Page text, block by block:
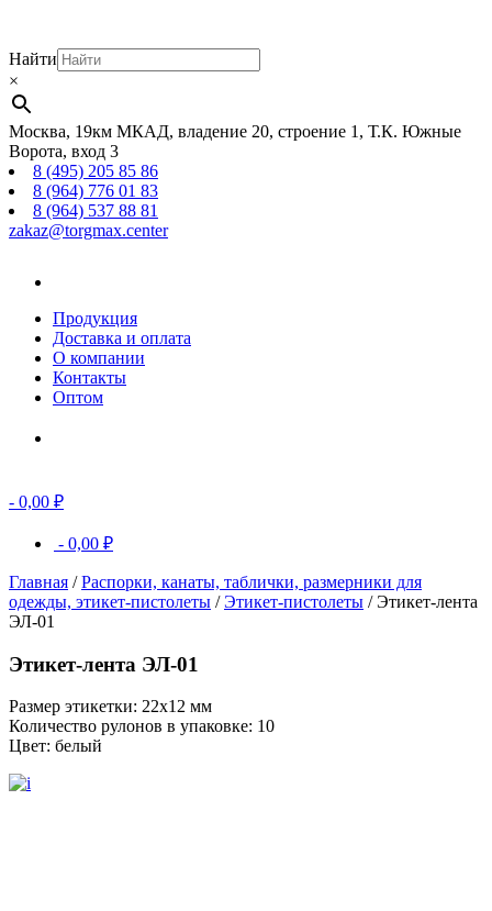
Найти
×
Москва, 19км МКАД, владение 20, строение 1, Т.К. Южные
Ворота, вход 3
8 (495) 205 85 86
8 (964) 776 01 83
8 (964) 537 88 81
zakaz@torgmax.center
Продукция
Доставка и оплата
О компании
Контакты
Оптом
- 0,00 ₽
- 0,00 ₽
Главная /Распорки, канаты, таблички, размерники для
одежды, этикет-пистолеты /Этикет-пистолеты / Этикет-лента
ЭЛ-01
Этикет-лента ЭЛ-01
Размер этикетки: 22х12 мм
Количество рулонов в упаковке: 10
Цвет: белый